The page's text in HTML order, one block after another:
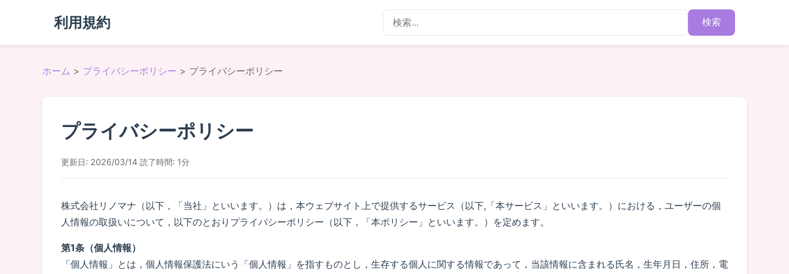
利用規約 検索
ホーム > プライバシーポリシー > プライバシーポリシー
プライバシーポリシー
更新日: 2026/03/14 読了時間: 1分
株式会社リノマナ（以下，「当社」といいます。）は，本ウェブサイト上で提供するサービス（以下,「本サービス」といいます。）における，ユーザーの個
人情報の取扱いについて，以下のとおりプライバシーポリシー（以下，「本ポリシー」といいます。）を定めます。
第1条（個人情報）
「個人情報」とは，個人情報保護法にいう「個人情報」を指すものとし，生存する個人に関する情報であって，当該情報に含まれる氏名，生年月日，住所，電